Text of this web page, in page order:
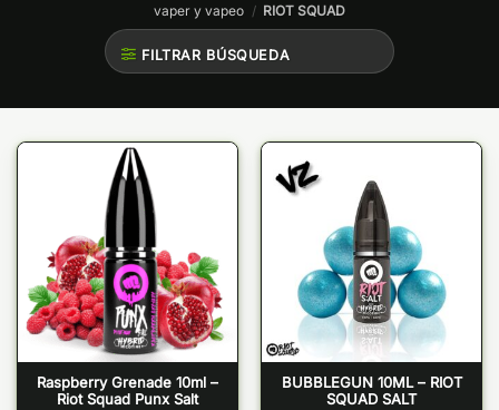
vaper y vapeo / RIOT SQUAD
FILTRAR BÚSQUEDA
Raspberry Grenade 10ml –
Riot Squad Punx Salt
BUBBLEGUN 10ML – RIOT
SQUAD SALT